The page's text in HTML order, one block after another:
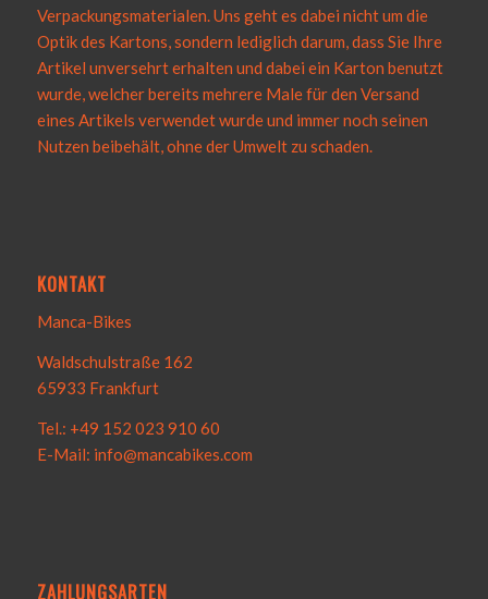
Verpackungsmaterialen. Uns geht es dabei nicht um die
Optik des Kartons, sondern lediglich darum, dass Sie Ihre
Artikel unversehrt erhalten und dabei ein Karton benutzt
wurde, welcher bereits mehrere Male für den Versand
eines Artikels verwendet wurde und immer noch seinen
Nutzen beibehält, ohne der Umwelt zu schaden.
KONTAKT
Manca-Bikes
Waldschulstraße 162
65933 Frankfurt
Tel.: +49 152 023 910 60
E-Mail: info@mancabikes.com
ZAHLUNGSARTEN